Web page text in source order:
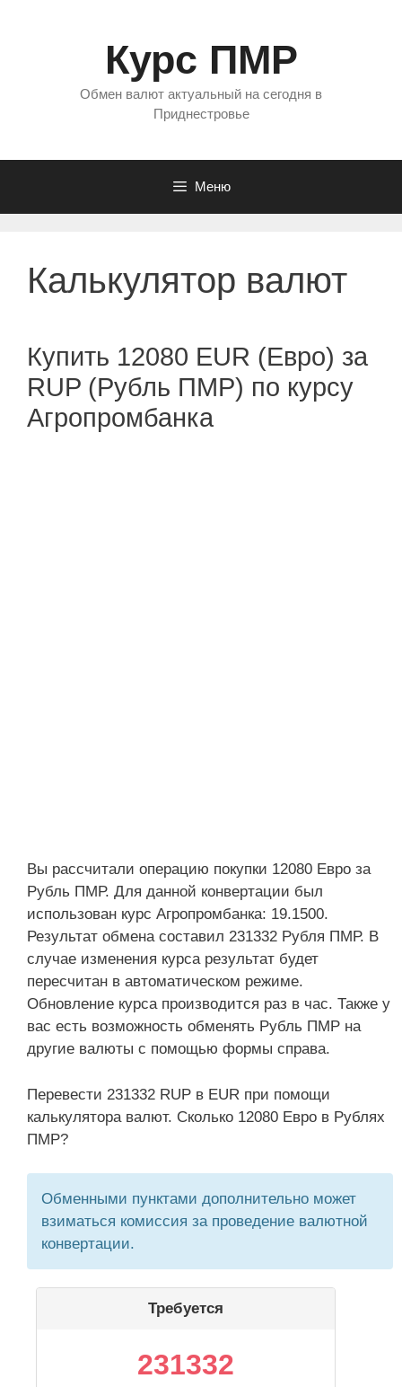
Курс ПМР
Обмен валют актуальный на сегодня в
Приднестровье
Меню
Калькулятор валют
Купить 12080 EUR (Евро) за
RUP (Рубль ПМР) по курсу
Агропромбанка
Вы рассчитали операцию покупки 12080 Евро за
Рубль ПМР. Для данной конвертации был
использован курс Агропромбанка: 19.1500.
Результат обмена составил 231332 Рубля ПМР. В
случае изменения курса результат будет
пересчитан в автоматическом режиме.
Обновление курса производится раз в час. Также у
вас есть возможность обменять Рубль ПМР на
другие валюты с помощью формы справа.
Перевести 231332 RUP в EUR при помощи
калькулятора валют. Сколько 12080 Евро в Рублях
ПМР?
Обменными пунктами дополнительно может
взиматься комиссия за проведение валютной
конвертации.
Требуется
231332